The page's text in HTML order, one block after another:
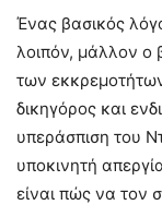
Ένας βασικός
λοιπόν, μάλλον ο
των
δικηγόρος και
υπεράσπιση του
υποκινητή
είναι πώς να τον